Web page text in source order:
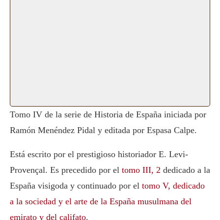
Tomo IV de la serie de Historia de España iniciada por
Ramón Menéndez Pidal y editada por Espasa Calpe.
Está escrito por el prestigioso historiador E. Levi-
Provençal. Es precedido por el tomo III, 2 dedicado a la
España visigoda y continuado por el tomo V, dedicado
a la sociedad y el arte de la España musulmana del
emirato y del califato.